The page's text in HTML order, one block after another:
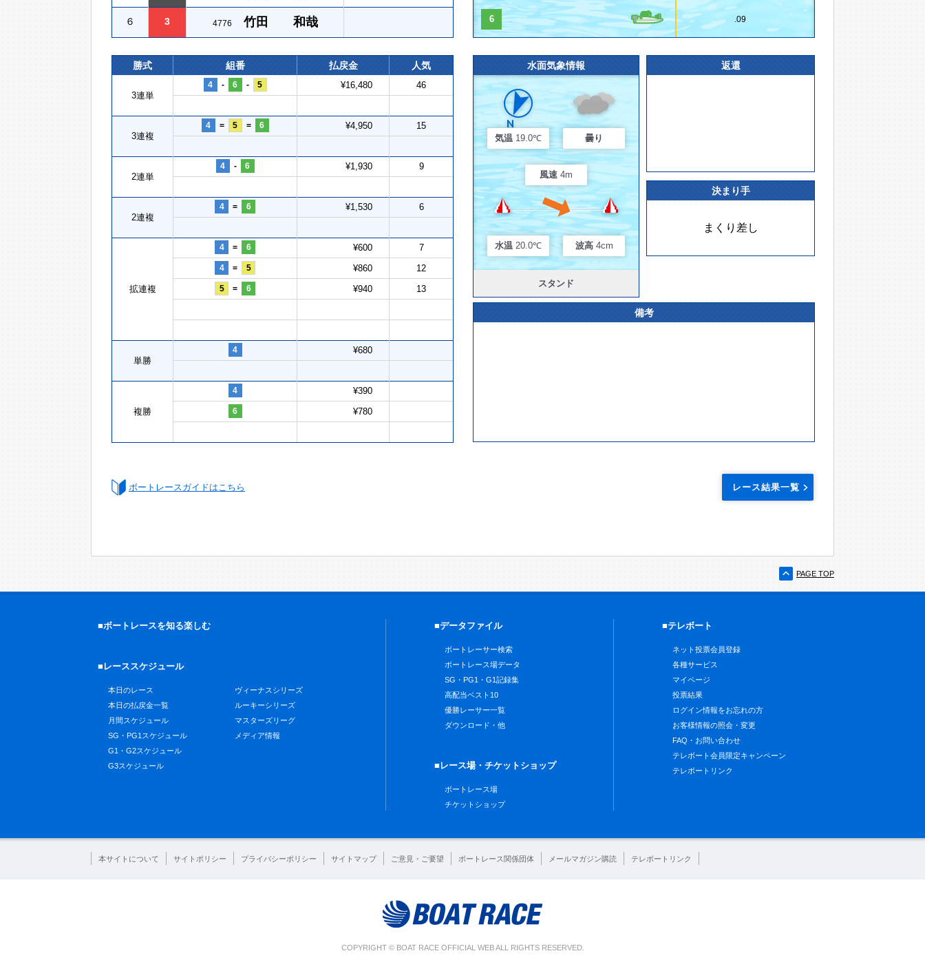
６ 3 4776 竹田 和哉 6 .09
勝式 組番 払戻金 人気
3連単
4 - 6 - 5 ¥16,480 46
3連複
4 = 5 = 6 ¥4,950 15
2連単
4 - 6 ¥1,930 9
2連複
4 = 6 ¥1,530 6
拡連複
4 = 6 ¥600 7
4 = 5 ¥860 12
5 = 6 ¥940 13
単勝
4 ¥680
複勝
4 ¥390
6 ¥780
水面気象情報
気温 19.0℃ 曇り
風速 4m
水温 20.0℃ 波高 4cm
スタンド
返還
決まり手
まくり差し
備考
ボートレースガイドはこちら レース結果一覧
PAGE TOP
■ボートレースを知る楽しむ
■レーススケジュール
本日のレース
本日の払戻金一覧
月間スケジュール
SG・PG1スケジュール
G1・G2スケジュール
G3スケジュール
ヴィーナスシリーズ
ルーキーシリーズ
マスターズリーグ
メディア情報
■データファイル
ボートレーサー検索
ボートレース場データ
SG・PG1・G1記録集
高配当ベスト10
優勝レーサー一覧
ダウンロード・他
■レース場・チケットショップ
ボートレース場
チケットショップ
■テレボート
ネット投票会員登録
各種サービス
マイページ
投票結果
ログイン情報をお忘れの方
お客様情報の照会・変更
FAQ・お問い合わせ
テレボート会員限定キャンペーン
テレボートリンク
本サイトについて サイトポリシー プライバシーポリシー サイトマップ ご意見・ご要望 ボートレース関係団体 メールマガジン購読 テレボートリンク
COPYRIGHT © BOAT RACE OFFICIAL WEB ALL RIGHTS RESERVED.